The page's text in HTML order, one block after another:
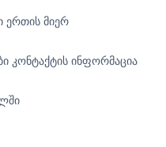
ერთის მიერ
კონტაქტის ინფორმაცია